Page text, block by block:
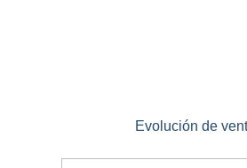
Evolución de